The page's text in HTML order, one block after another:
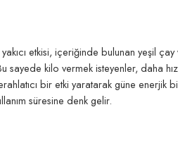
etkisi, içeriğinde bulunan yeşil
sayede kilo vermek isteyenler, daha
bir etki yaratarak güne
süresine denk gelir.